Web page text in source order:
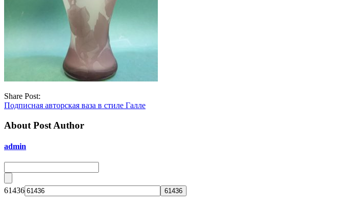
Share Post:
Подписная авторская ваза в стиле Галле
About Post Author
admin
61436